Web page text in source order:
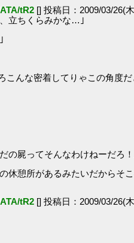
tR2 [] 投稿日：2009/03/26(
立ちくらみかな…｣
こんな密着してりゃこの角度
の屍ってそんなわけねーだろ
休憩所があるみたいだからそ
tR2 [] 投稿日：2009/03/26(